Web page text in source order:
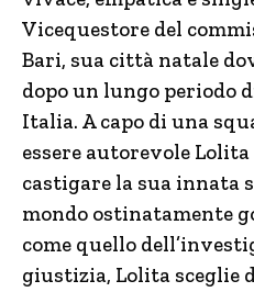
Vicequestore del
Bari, sua città natale
dopo un lungo periodo
Italia. A capo di una
essere autorevole
castigare la sua innata
mondo ostinatamente
come quello
giustizia, Lolita sceglie